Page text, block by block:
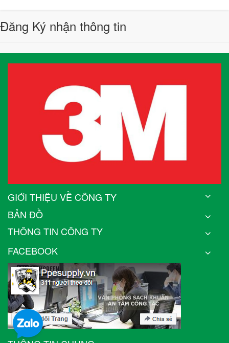
Đăng Ký nhận thông tin
GIỚI THIỆU VỀ CÔNG TY
BẢN ĐỒ
THÔNG TIN CÔNG TY
FACEBOOK